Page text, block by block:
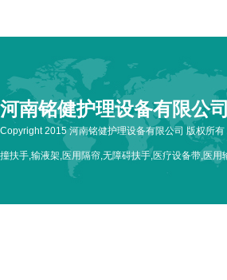
河南铭健护理设备有限公司
Copyright 2015 河南铭健护理设备有限公司 版权所
撞扶手,输液架,医用隔帘,无障碍扶手,医疗设备带,医